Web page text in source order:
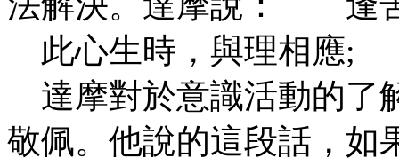
此心生時，與理相應
達摩對於意識活動的了
敬佩。他說的這段話，如